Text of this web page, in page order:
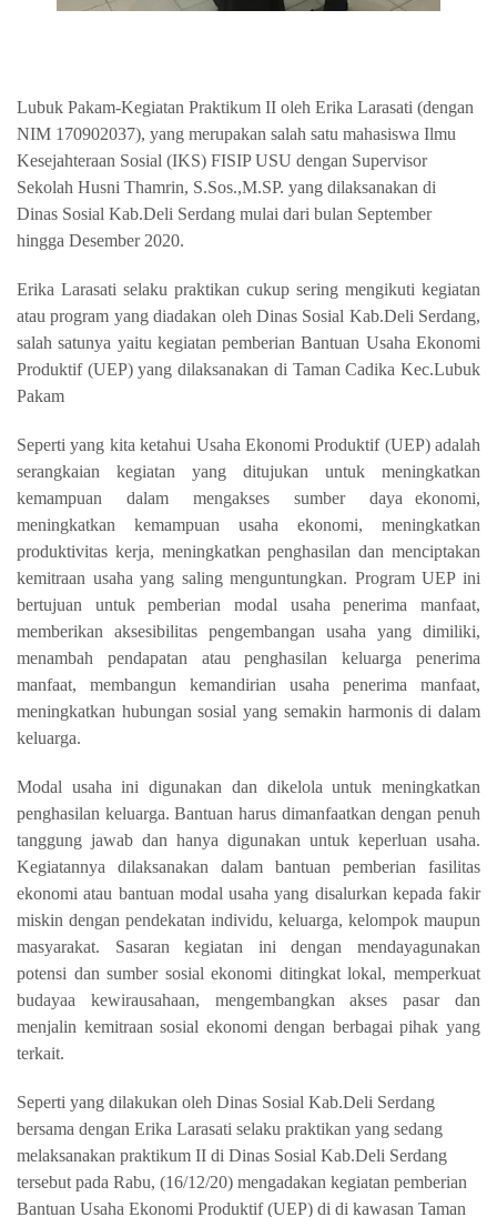
Lubuk Pakam-Kegiatan Praktikum II oleh Erika Larasati (dengan
NIM 170902037), yang merupakan salah satu mahasiswa Ilmu
Kesejahteraan Sosial (IKS) FISIP USU dengan Supervisor
Sekolah Husni Thamrin, S.Sos.,M.SP. yang dilaksanakan di
Dinas Sosial Kab.Deli Serdang mulai dari bulan September
hingga Desember 2020.
Erika Larasati selaku praktikan cukup sering mengikuti kegiatan
atau program yang diadakan oleh Dinas Sosial Kab.Deli Serdang,
salah satunya yaitu kegiatan pemberian Bantuan Usaha Ekonomi
Produktif (UEP) yang dilaksanakan di Taman Cadika Kec.Lubuk
Pakam
Seperti yang kita ketahui Usaha Ekonomi Produktif (UEP) adalah
serangkaian kegiatan yang ditujukan untuk meningkatkan
kemampuan dalam mengakses sumber daya ekonomi,
meningkatkan kemampuan usaha ekonomi, meningkatkan
produktivitas kerja, meningkatkan penghasilan dan menciptakan
kemitraan usaha yang saling menguntungkan. Program UEP ini
bertujuan untuk pemberian modal usaha penerima manfaat,
memberikan aksesibilitas pengembangan usaha yang dimiliki,
menambah pendapatan atau penghasilan keluarga penerima
manfaat, membangun kemandirian usaha penerima manfaat,
meningkatkan hubungan sosial yang semakin harmonis di dalam
keluarga.
Modal usaha ini digunakan dan dikelola untuk meningkatkan
penghasilan keluarga. Bantuan harus dimanfaatkan dengan penuh
tanggung jawab dan hanya digunakan untuk keperluan usaha.
Kegiatannya dilaksanakan dalam bantuan pemberian fasilitas
ekonomi atau bantuan modal usaha yang disalurkan kepada fakir
miskin dengan pendekatan individu, keluarga, kelompok maupun
masyarakat. Sasaran kegiatan ini dengan mendayagunakan
potensi dan sumber sosial ekonomi ditingkat lokal, memperkuat
budayaa kewirausahaan, mengembangkan akses pasar dan
menjalin kemitraan sosial ekonomi dengan berbagai pihak yang
terkait.
Seperti yang dilakukan oleh Dinas Sosial Kab.Deli Serdang
bersama dengan Erika Larasati selaku praktikan yang sedang
melaksanakan praktikum II di Dinas Sosial Kab.Deli Serdang
tersebut pada Rabu, (16/12/20) mengadakan kegiatan pemberian
Bantuan Usaha Ekonomi Produktif (UEP) di di kawasan Taman